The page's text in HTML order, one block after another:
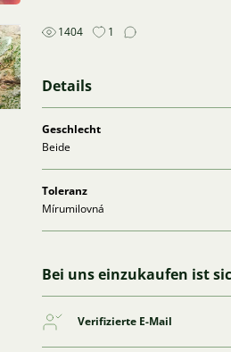
1404 1
Details
Geschlecht
Beide
Toleranz
Mírumilovná
Bei uns einzukaufen ist
Verifizierte E-Mail